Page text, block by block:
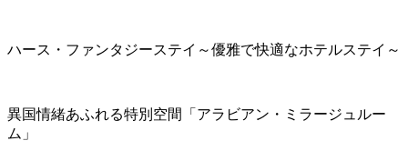
ハース・ファンタジーステイ～優雅で快適なホテルステイ～
異国情緒あふれる特別空間「アラビアン・ミラージュルー
ム」